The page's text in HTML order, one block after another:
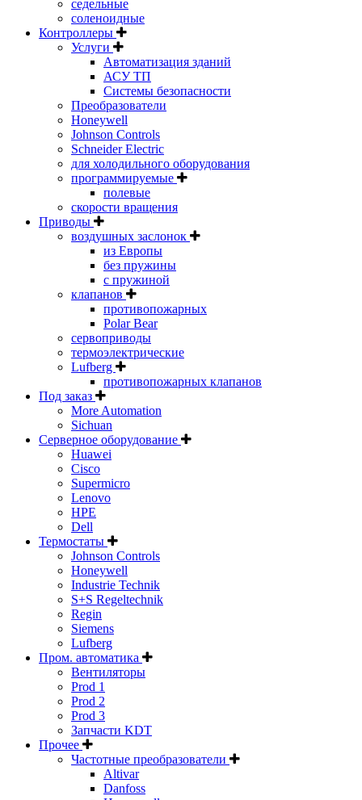
седельные
соленоидные
Контроллеры
Услуги
Автоматизация зданий
АСУ ТП
Системы безопасности
Преобразователи
Honeywell
Johnson Controls
Schneider Electric
для холодильного оборудования
программируемые
полевые
скорости вращения
Приводы
воздушных заслонок
из Европы
без пружины
с пружиной
клапанов
противопожарных
Polar Bear
сервоприводы
термоэлектрические
Lufberg
противопожарных клапанов
Под заказ
More Automation
Sichuan
Серверное оборудование
Huawei
Cisco
Supermicro
Lenovo
HPE
Dell
Термостаты
Johnson Controls
Honeywell
Industrie Technik
S+S Regeltechnik
Regin
Siemens
Lufberg
Пром. автоматика
Вентиляторы
Prod 1
Prod 2
Prod 3
Запчасти KDT
Прочее
Частотные преобразователи
Altivar
Danfoss